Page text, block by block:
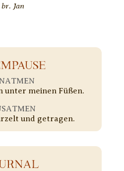
br. Jan
unter meinen Füßen.
und getragen.